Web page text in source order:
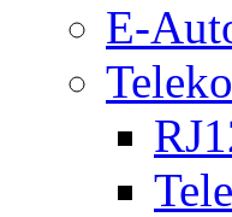
E-